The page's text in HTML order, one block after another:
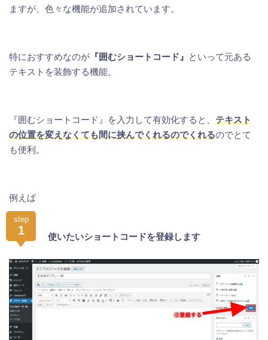
ますが、色々な機能が追加されています。
特におすすめなのが 『囲むショートコード』 といって元ある
テキストを装飾する機能。
『囲むショートコード』を入力して有効化すると、 テキスト
の位置を変えなくても間に挟んでくれるのでくれるのでとて
も便利。
例えば
step
1 使いたいショートコードを登録します